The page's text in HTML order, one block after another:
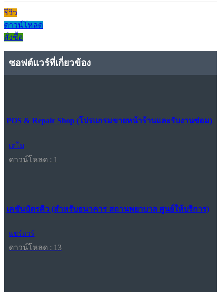
รีวิว
ดาวน์โหลด
สั่งซื้อ
ซอฟต์แวร์ที่เกี่ยวข้อง
POS & Repair Shop (โปรแกรมขายหน้าร้านและรับงานซ่อม)
เดโม
ดาวน์โหลด : 1
เคชันบัตรคิว (สำหรับธนาคาร สถานพยาบาล ศูนย์ให้บริการ)
แชร์แวร์
ดาวน์โหลด : 13